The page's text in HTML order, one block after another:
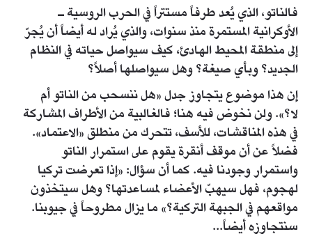
فالناتو، الذي يُعد طرفاً مستتراً في الحرب الروسية ـ
الأوكرانية المستمرة منذ سنوات، والذي يُراد له أيضاً أن يُجرّ
إلى منطقة المحيط الهادئ، كيف سيواصل حياته في النظام
الجديد؟ وبأي صيغة؟ وهل سيواصلها أصلاً؟
إن هذا موضوع يتجاوز جدل «هل ننسحب من الناتو أم
لا؟». ولن نخوض فيه هنا؛ فالغالبية من الأطراف المشاركة
في هذه المناقشات، للأسف، تتحرك من منطلق «الاعتماد».
فضلاً عن أن موقف أنقرة يقوم على استمرار الناتو
واستمرار وجودنا فيه. كما أن سؤال: «إذا تعرضت تركيا
لهجوم، فهل سيهبّ الأعضاء لمساعدتها؟ وهل سيتخذون
مواقعهم في الجبهة التركية؟» ما يزال مطروحاً في جيوبنا.
سنتجاوزه أيضاً...